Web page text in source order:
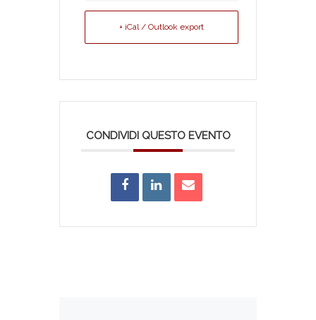
+ iCal / Outlook export
CONDIVIDI QUESTO EVENTO